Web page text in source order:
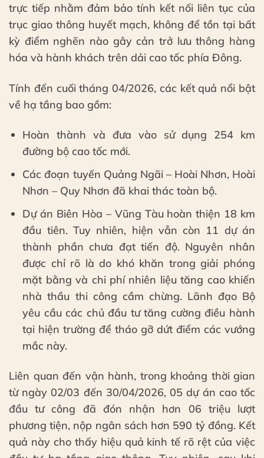
trực tiếp nhằm đảm bảo tính kết nối liên tục của
trục giao thông huyết mạch, không để tồn tại bất
kỳ điểm nghẽn nào gây cản trở lưu thông hàng
hóa và hành khách trên dải cao tốc phía Đông.
Tính đến cuối tháng 04/2026, các kết quả nổi bật
về hạ tầng bao gồm:
Hoàn thành và đưa vào sử dụng 254 km
đường bộ cao tốc mới.
Các đoạn tuyến Quảng Ngãi – Hoài Nhơn, Hoài
Nhơn – Quy Nhơn đã khai thác toàn bộ.
Dự án Biên Hòa – Vũng Tàu hoàn thiện 18 km
đầu tiên. Tuy nhiên, hiện vẫn còn 11 dự án
thành phần chưa đạt tiến độ. Nguyên nhân
được chỉ rõ là do khó khăn trong giải phóng
mặt bằng và chi phí nhiên liệu tăng cao khiến
nhà thầu thi công cầm chừng. Lãnh đạo Bộ
yêu cầu các chủ đầu tư tăng cường điều hành
tại hiện trường để tháo gỡ dứt điểm các vướng
mắc này.
Liên quan đến vận hành, trong khoảng thời gian
từ ngày 02/03 đến 30/04/2026, 05 dự án cao tốc
đầu tư công đã đón nhận hơn 06 triệu lượt
phương tiện, nộp ngân sách hơn 590 tỷ đồng. Kết
quả này cho thấy hiệu quả kinh tế rõ rệt của việc